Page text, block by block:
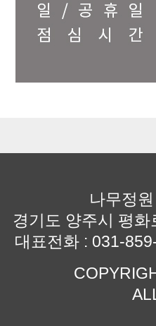
나무정
경기도 양주시 평
대표전화 : 031-